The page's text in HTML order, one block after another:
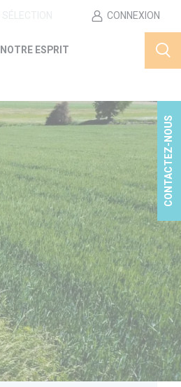
CONNEXION
NOTRE ESPRIT
CONTACTEZ-NOUS